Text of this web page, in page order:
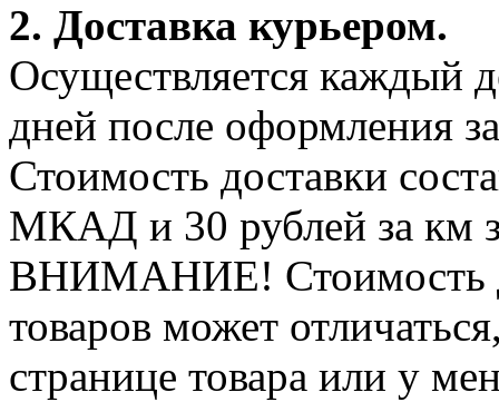
2. Доставка курьером.
Осуществляется каждый
дней после оформления
Стоимость доставки
МКАД и 30 рублей за км
ВНИМАНИЕ! Стоимость
товаров может
странице товара или у